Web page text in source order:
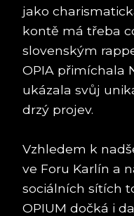
jako
kontě má třeba
slovenským
OPIA přimíchala
ukázala svůj
drzý projev.
Vzhledem k
ve Foru Karlín a
sociálních sítích
OPIUM dočká i